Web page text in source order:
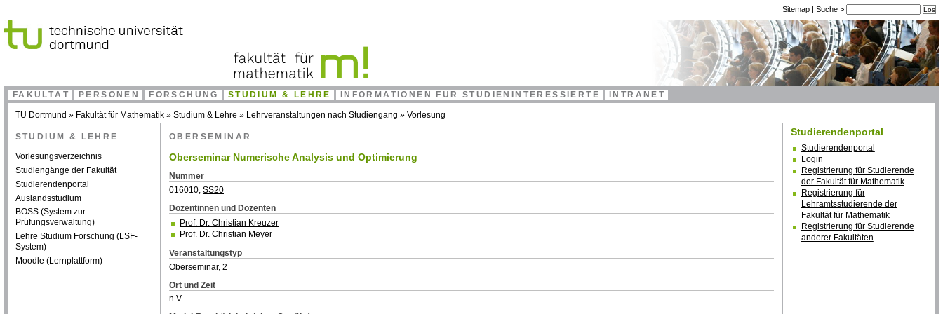
Sitemap |Suche>
FAKULTÄT PERSONEN FORSCHUNG STUDIUM & LEHRE INFORMATIONEN FÜR STUDIENINTERESSIERTE INTRANET
TU Dortmund » Fakultät für Mathematik » Studium & Lehre » Lehrveranstaltungen nach Studiengang » Vorlesung
STUDIUM & LEHRE
Vorlesungsverzeichnis
Studiengänge der Fakultät
Studierendenportal
Auslandsstudium
BOSS (System zur
Prüfungsverwaltung)
Lehre Studium Forschung (LSF-
System)
Moodle (Lernplattform)
Studierendenportal
Studierendenportal
Login
Registrierung für Studierende
der Fakultät für Mathematik
Registrierung für
Lehramtsstudierende der
Fakultät für Mathematik
Registrierung für Studierende
anderer Fakultäten
OBERSEMINAR
Oberseminar Numerische Analysis und Optimierung
Nummer
016010, SS20
Dozentinnen und Dozenten
Prof. Dr. Christian Kreuzer
Prof. Dr. Christian Meyer
Veranstaltungstyp
Oberseminar, 2
Ort und Zeit
n.V.